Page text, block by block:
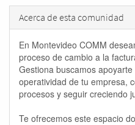
Acerca de esta comunidad
En Montevideo COMM
proceso de cambio a la
Gestiona buscamos
operatividad de tu empresa,
procesos y seguir creciendo
Te ofrecemos este espacio